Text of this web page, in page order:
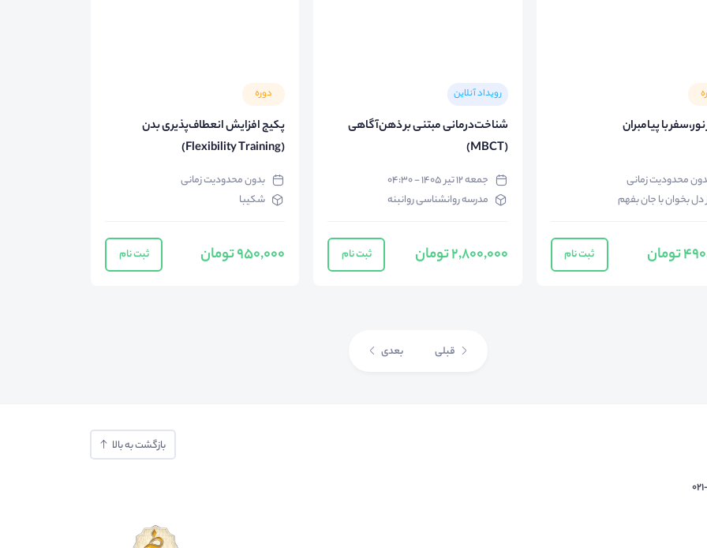
با پیامبران
محدودیت زمانی
دل بخوان با جان بفهم
ثبت نام
رویداد آنلاین
شناخت‌درمانی مبتنی بر ذهن‌آگاهی
(MBCT)
جمعه ۱۲ تیر ۱۴۰۵ - ۰۴:۳۰
مدرسه روانشناسی روانبنه
2,800,000 تومان ثبت نام
دوره
پکیج افزایش انعطاف‌پذیری بدن
(Flexibility Training)
بدون محدودیت زمانی
شکیبا
950,000 تومان ثبت نام
قبلی بعدی
بازگشت به بالا